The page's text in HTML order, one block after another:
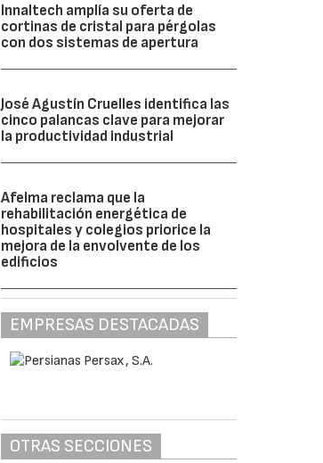
Innaltech amplía su oferta de
cortinas de cristal para pérgolas
con dos sistemas de apertura
José Agustín Cruelles identifica las
cinco palancas clave para mejorar
la productividad industrial
Afelma reclama que la
rehabilitación energética de
hospitales y colegios priorice la
mejora de la envolvente de los
edificios
EMPRESAS DESTACADAS
OTRAS SECCIONES